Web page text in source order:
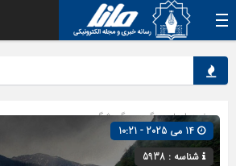
صفحه اصلی» گروه »گردشگری
شناسه : 5938